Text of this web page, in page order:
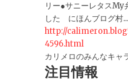
リー●サニーレタスMy
した にほんブログ村...
http://
4596.html
カリメロのみんなキャ
注目情報